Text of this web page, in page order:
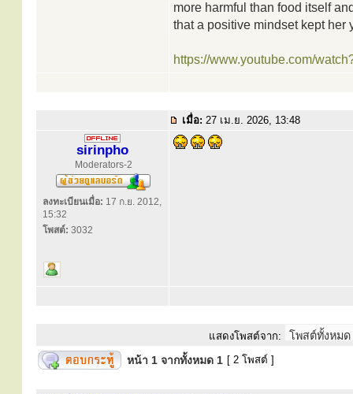
more harmful than food itself
that a positive mindset kept her
https://www.youtube.com/
เมื่อ: 27 เม.ย. 2026, 13:48
sirinpho
Moderators-2
ลงทะเบียนเมื่อ: 17 ก.ย. 2012,
15:32
โพสต์: 3032
แสดงโพสต์จาก:
หน้า 1 จากทั้งหมด 1 [ 2 โพสต์ ]